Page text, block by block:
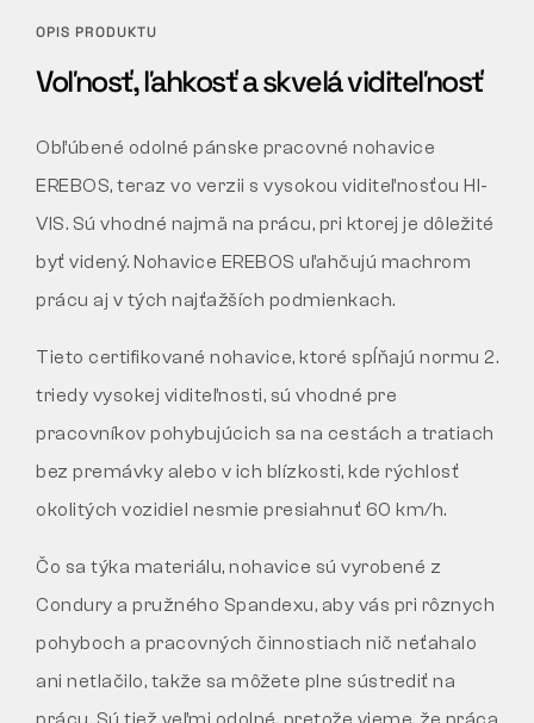
OPIS PRODUKTU
Voľnosť, ľahkosť a skvelá viditeľnosť
Obľúbené odolné pánske pracovné nohavice
EREBOS, teraz vo verzii s vysokou viditeľnosťou HI-
VIS. Sú vhodné najmä na prácu, pri ktorej je dôležité
byť videný. Nohavice EREBOS uľahčujú machrom
prácu aj v tých najťažších podmienkach.
Tieto certifikované nohavice, ktoré spĺňajú normu 2.
triedy vysokej viditeľnosti, sú vhodné pre
pracovníkov pohybujúcich sa na cestách a tratiach
bez premávky alebo v ich blízkosti, kde rýchlosť
okolitých vozidiel nesmie presiahnuť 60 km/h.
Čo sa týka materiálu, nohavice sú vyrobené z
Condury a pružného Spandexu, aby vás pri rôznych
pohyboch a pracovných činnostiach nič neťahalo
ani netlačilo, takže sa môžete plne sústrediť na